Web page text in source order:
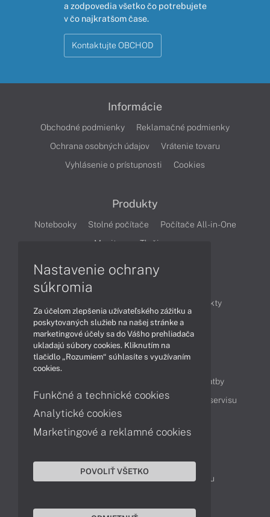
a zodpovedia všetko čo potrebujete
v čo najkratšom čase.
Kontaktujte OBCHOD
Informácie
Obchodné podmienky
Reklamačné podmienky
Ochrana osobných údajov
Vrátenie tovaru
Vyhlásenie o prístupnosti
Cookies
Produkty
Notebooky Stolné počítače
Počítače All-in-One
Monitory
Tlačiarne
Produkty
Technológie
Videá
Obsah
Možnosti doručenia a platby
Podpora a servis
Servisné služby Cenník servisu
Kontakty
043 4224 771
Obchodné oddelenie
Reklamácia tovaru
Nastavenie ochrany
súkromia
Za účelom zlepšenia užívateľského zážitku a
poskytovaných služieb na našej stránke a
marketingové účely sa do Vášho prehliadača
ukladajú súbory cookies. Kliknutím na
tlačidlo „Rozumiem“ súhlasíte s využívaním
cookies.
Funkčné a technické cookies
Analytické cookies
Marketingové a reklamné cookies
POVOLIŤ VŠETKO